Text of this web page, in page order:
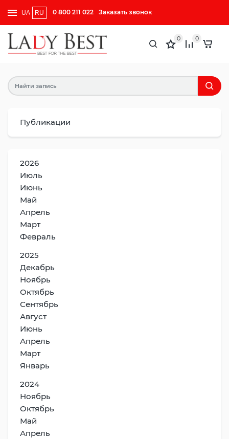
UA RU 0 800 211 022 Заказать звонок
0 0
Публикации
2026
Июль
Июнь
Май
Апрель
Март
Февраль
2025
Декабрь
Ноябрь
Октябрь
Сентябрь
Август
Июнь
Апрель
Март
Январь
2024
Ноябрь
Октябрь
Май
Апрель